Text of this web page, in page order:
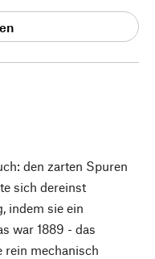
den zarten Spuren
sich dereinst
indem sie ein
war 1889 - das
rein mechanisch